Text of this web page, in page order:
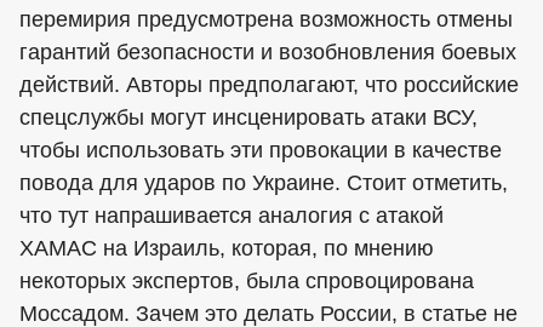
перемирия предусмотрена возможность отмены
гарантий безопасности и возобновления боевых
действий. Авторы предполагают, что российские
спецслужбы могут инсценировать атаки ВСУ,
чтобы использовать эти провокации в качестве
повода для ударов по Украине. Стоит отметить,
что тут напрашивается аналогия с атакой
ХАМАС на Израиль, которая, по мнению
некоторых экспертов, была спровоцирована
Моссадом. Зачем это делать России, в статье не